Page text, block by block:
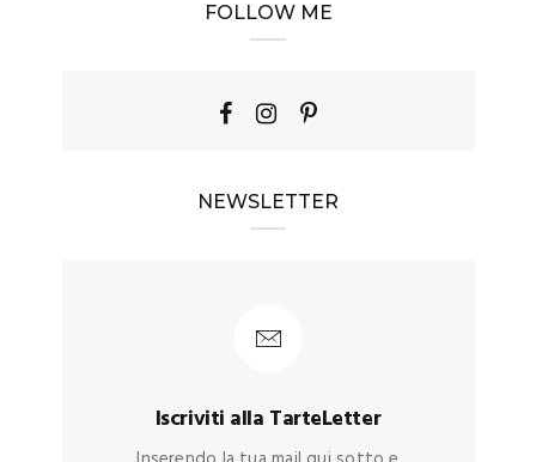
FOLLOW ME
NEWSLETTER
Iscriviti alla TarteLetter